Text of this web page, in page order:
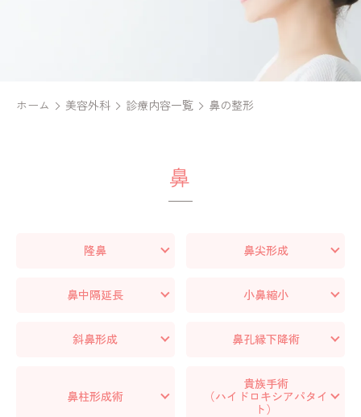
ホーム 美容外科 診療内容一覧 鼻の整形
鼻
隆鼻 鼻尖形成
鼻中隔延長 小鼻縮小
斜鼻形成 鼻孔縁下降術
鼻柱形成術
貴族手術
（ハイドロキシアパタイ
ト）